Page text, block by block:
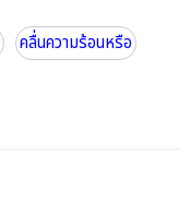
คลื่นความร้อนหรือ